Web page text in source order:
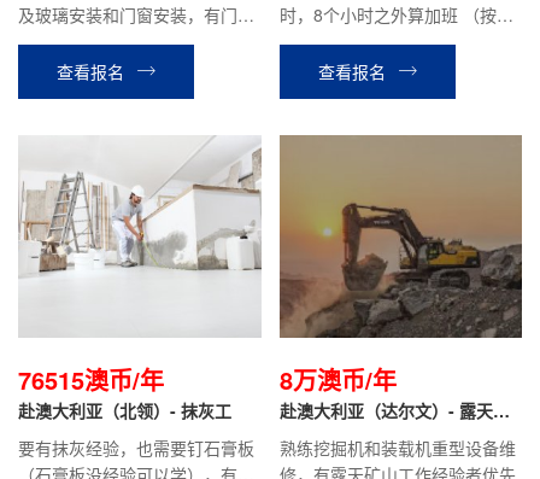
及玻璃安装和门窗安装，有门窗
组装和安装经验的优先.
查看报名
时，8个小时之外算加班 （按照
法律规定）现在职工人税前2400
澳币/周（含加班）
查看报名
76515澳币/年
赴澳大利亚（北领）- 抹灰工
要有抹灰经验，也需要钉石膏板
（石膏板没经验可以学），有抹
8万澳币/年
赴澳大利亚（达尔文）- 露天矿
工
熟练挖掘机和装载机重型设备维
修，有露天矿山工作经验者优先